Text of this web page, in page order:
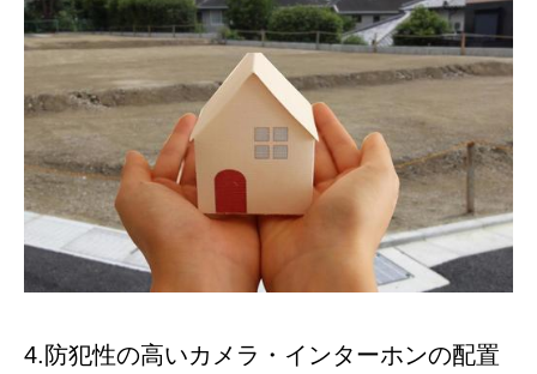
4.防犯性の高いカメラ・インターホンの配置